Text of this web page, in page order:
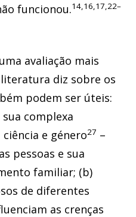
funcionou.14,16,17,22–
avaliação mais
diz sobre os
podem ser úteis:
complexa
e género27 –
pessoas e sua
familiar; (b)
de diferentes
as crenças